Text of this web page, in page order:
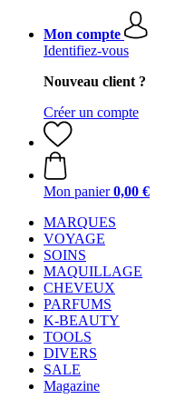
Mon compte
Identifiez-vous
Nouveau client ?
Créer un compte
Mon panier 0,00 €
MARQUES
VOYAGE
SOINS
MAQUILLAGE
CHEVEUX
PARFUMS
K-BEAUTY
TOOLS
DIVERS
SALE
Magazine